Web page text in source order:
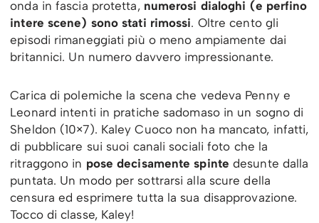
onda in fascia protetta,numerosi dialoghi (e perfino
intere scene) sono stati rimossi. Oltre cento gli
episodi rimaneggiati più o meno ampiamente dai
britannici. Un numero davvero impressionante.
Carica di polemiche la scena che vedeva Penny e
Leonard intenti in pratiche sadomaso in un sogno di
Sheldon (10×7). Kaley Cuoco non ha mancato, infatti,
di pubblicare sui suoi canali sociali foto che la
ritraggono in pose decisamente spinte desunte dalla
puntata. Un modo per sottrarsi alla scure della
censura ed esprimere tutta la sua disapprovazione.
Tocco di classe, Kaley!